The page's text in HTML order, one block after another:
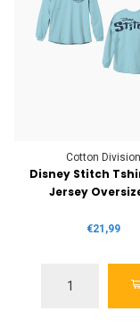
Cotton Division
Disney Stitch
Jersey
€21,99